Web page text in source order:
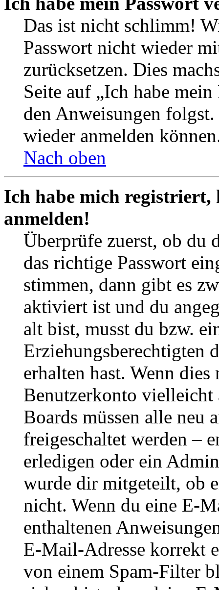
Das ist nicht schlimm!
Passwort nicht wieder
zurücksetzen. Dies
Seite auf „Ich habe
den Anweisungen
wieder anmelden
Nach oben
Ich habe mich
anmelden!
Überprüfe zuerst, ob du
das richtige Passwort
stimmen, dann gibt es
aktiviert ist und du
alt bist, musst du bzw.
Erziehungsberechtigten
erhalten hast. Wenn
Benutzerkonto
Boards müssen alle neu
freigeschaltet werden –
erledigen oder ein
wurde dir mitgeteilt, ob
nicht. Wenn du eine E-
enthaltenen
E-Mail-Adresse korrekt
von einem Spam-Filter